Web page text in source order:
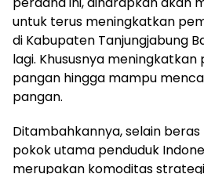
untuk terus meningkatkan
di Kabupaten Tanjungjabung
lagi. Khususnya
pangan hingga mampu
pangan.
Ditambahkannya, selain
pokok utama penduduk
merupakan komoditas